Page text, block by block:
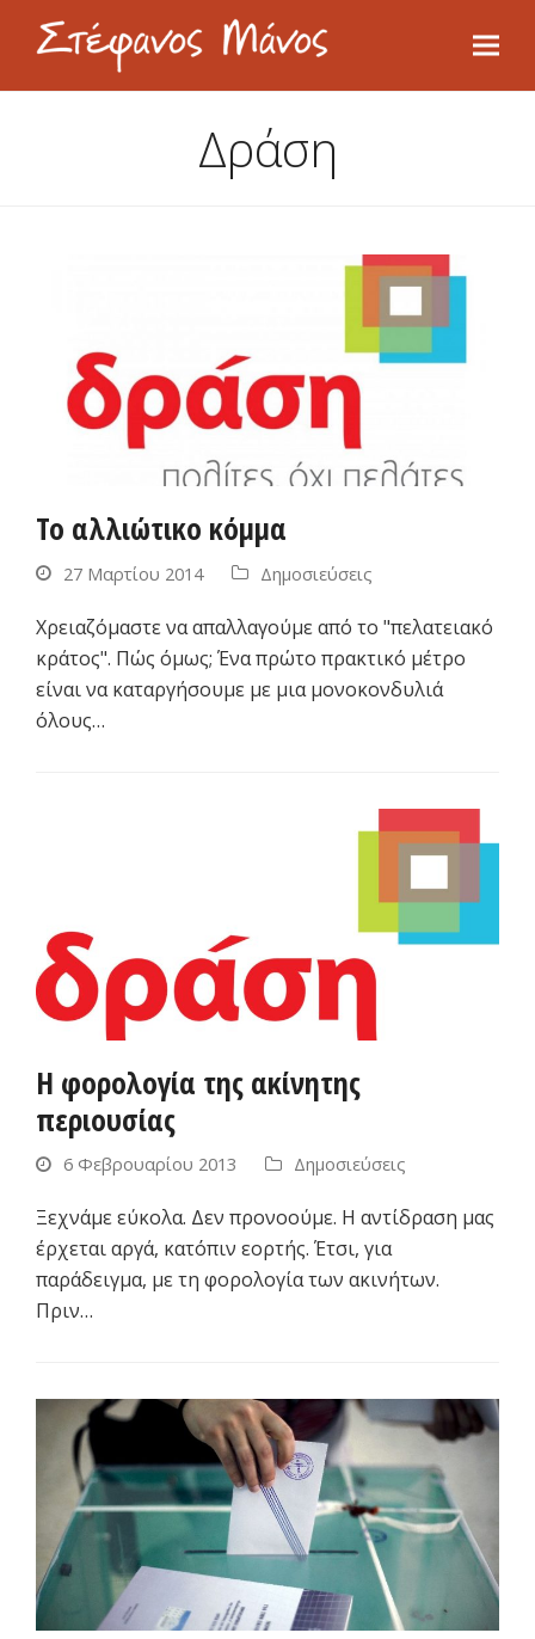
Δράση
Το αλλιώτικο κόμμα
27 Μαρτίου 2014 Δημοσιεύσεις
Χρειαζόμαστε να απαλλαγούμε από το "πελατειακό
κράτος". Πώς όμως; Ένα πρώτο πρακτικό μέτρο
είναι να καταργήσουμε με μια μονοκονδυλιά
όλους…
Η φορολογία της ακίνητης
περιουσίας
6 Φεβρουαρίου 2013 Δημοσιεύσεις
Ξεχνάμε εύκολα. Δεν προνοούμε. Η αντίδραση μας
έρχεται αργά, κατόπιν εορτής. Έτσι, για
παράδειγμα, με τη φορολογία των ακινήτων.
Πριν…